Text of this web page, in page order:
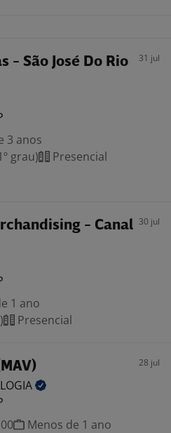
- São José Do Rio
31 jul
3 anos
grau)
Presencial
- Canal 30 jul
1 ano
Presencial
28 jul
Menos de 1 ano